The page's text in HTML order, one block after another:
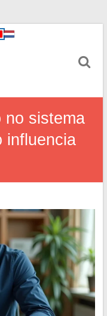
no sistema
influencia